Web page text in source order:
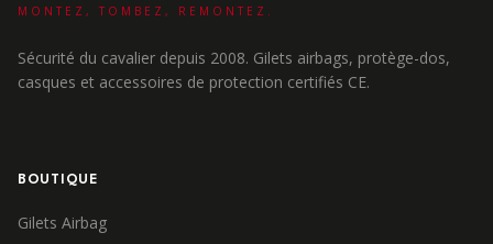
MONTEZ, TOMBEZ, REMONTEZ.
Sécurité du cavalier depuis 2008. Gilets airbags, protège-dos,
casques et accessoires de protection certifiés CE.
BOUTIQUE
Gilets Airbag